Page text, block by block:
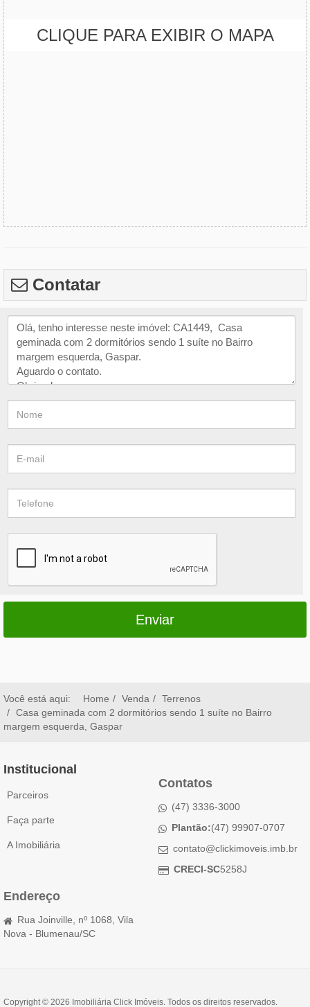
CLIQUE PARA EXIBIR O MAPA
Contatar
Enviar
Você está aqui: Home Venda
Terrenos
Casa geminada com 2 dormitórios sendo 1 suíte no Bairro
margem esquerda, Gaspar
Institucional
Parceiros
Faça parte
A Imobiliária
Contatos
(47) 3336-3000
Plantão:(47) 99907-0707
contato@clickimoveis.imb.br
CRECI-SC5258J
Endereço
Rua Joinville, nº 1068, Vila
Nova - Blumenau/SC
Copyright © 2026 Imobiliária Click Imóveis. Todos os direitos reservados.